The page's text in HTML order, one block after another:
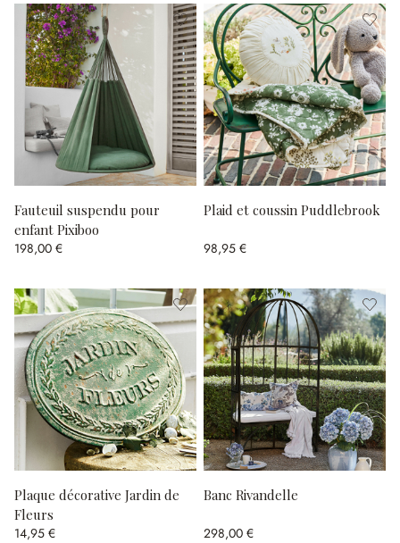
Fauteuil suspendu pour
enfant Pixiboo
198,00 €
Plaid et coussin Puddlebrook
98,95 €
Plaque décorative Jardin de
Fleurs
14,95 €
Banc Rivandelle
298,00 €